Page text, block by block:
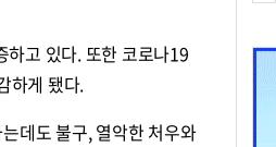
하고 있다. 또한 코로나19
하게 됐다.
데도 불구, 열악한 처우와